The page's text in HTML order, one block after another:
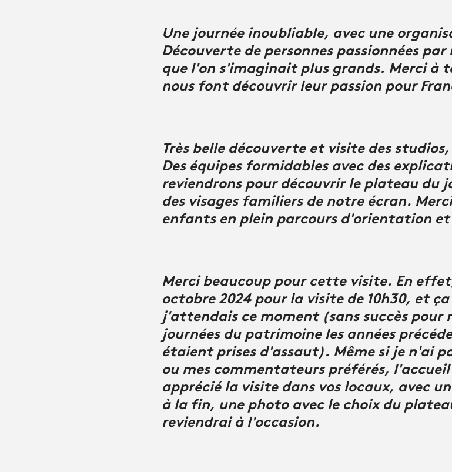
Une journée inoubliable, avec une
Découverte de personnes passionnées
que l'on s'imaginait plus grands. Merci à
nous font découvrir leur passion pour
Très belle découverte et visite des
Des équipes formidables avec des
reviendrons pour découvrir le plateau du
des visages familiers de notre écran.
enfants en plein parcours d'orientation
Merci beaucoup pour cette visite. En
octobre 2024 pour la visite de 10h30, et
j'attendais ce moment (sans succès pour
journées du patrimoine les années
étaient prises d'assaut). Même si je n'ai
ou mes commentateurs préférés,
apprécié la visite dans vos locaux, avec
à la fin, une photo avec le choix du
reviendrai à l'occasion.